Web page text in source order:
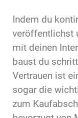
Indem du
veröffentlichst
mit deinen
baust du
Vertrauen ist
sogar die
zum